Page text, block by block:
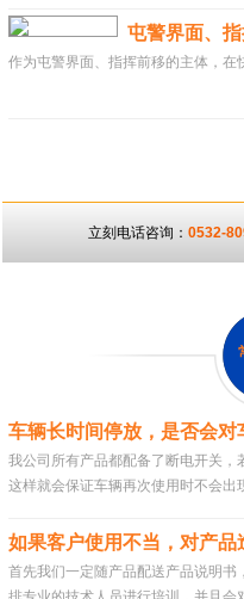
屯警界面、
作为屯警界面、指挥前移的主体，在
立刻电话咨询：0532-
车辆长时间停放，是否会对
我公司所有产品都配备了断电开关，
这样就会保证车辆再次使用时不会出
如果客户使用不当，对产品
首先我们一定随产品配送产品说明